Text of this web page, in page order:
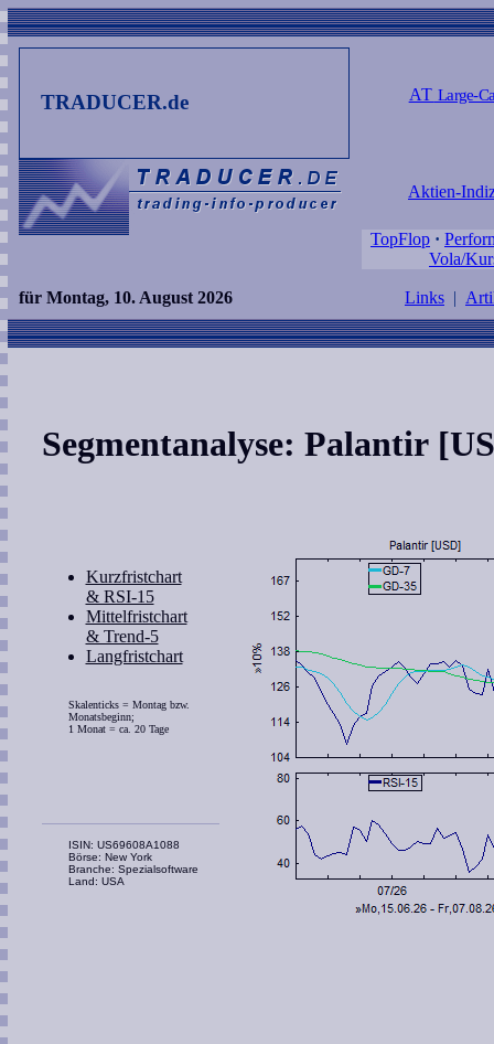
TRADUCER.de AT Large-
Aktien-
TopFlop ·
Vola/
für Montag, 10. August 2026 Links |
Segmentanalyse: Palantir
Kurzfristchart
& RSI-15
Mittelfristchart
& Trend-5
Langfristchart
Skalenticks = Montag bzw.
Monatsbeginn;
1 Monat = ca. 20 Tage
ISIN: US69608A1088
Börse: New York
Branche: Spezialsoftware
Land: USA